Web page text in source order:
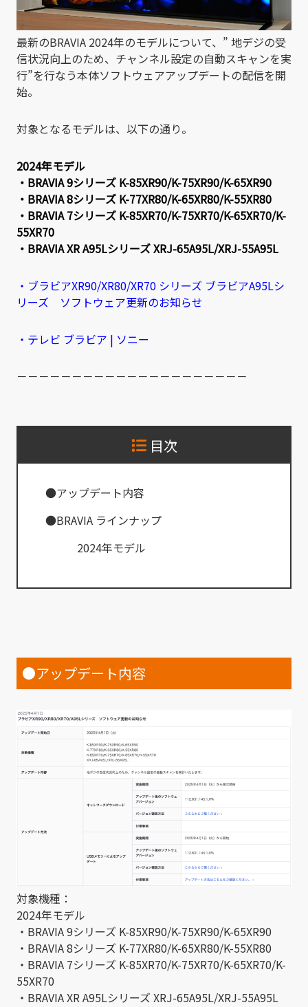
最新のBRAVIA 2024年のモデルについて、” 地デジの受
信状況向上のため、チャンネル設定の自動スキャンを実
行”を行なう本体ソフトウェアアップデートの配信を開
始。
対象となるモデルは、以下の通り。
2024年モデル
・BRAVIA 9シリーズ K-85XR90/K-75XR90/K-65XR90
・BRAVIA 8シリーズ K-77XR80/K-65XR80/K-55XR80
・BRAVIA 7シリーズ K-85XR70/K-75XR70/K-65XR70/K-
55XR70
・BRAVIA XR A95Lシリーズ XRJ-65A95L/XRJ-55A95L
・ブラビアXR90/XR80/XR70 シリーズ ブラビアA95Lシ
リーズ ソフトウェア更新のお知らせ
・テレビ ブラビア | ソニー
－－－－－－－－－－－－－－－－－－－－－
目次
●アップデート内容
●BRAVIA ラインナップ
2024年モデル
●アップデート内容
対象機種：
2024年モデル
・BRAVIA 9シリーズ K-85XR90/K-75XR90/K-65XR90
・BRAVIA 8シリーズ K-77XR80/K-65XR80/K-55XR80
・BRAVIA 7シリーズ K-85XR70/K-75XR70/K-65XR70/K-
55XR70
・BRAVIA XR A95Lシリーズ XRJ-65A95L/XRJ-55A95L